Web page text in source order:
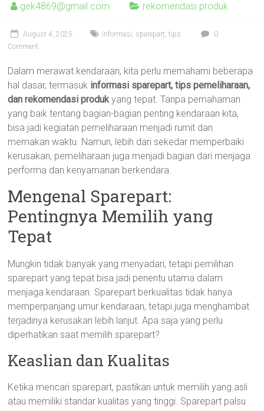
gek4869@gmail.com rekomendasi produk
August 4, 2025 informasi, sparepart,tips
0
Comment
Dalam merawat kendaraan, kita perlu memahami beberapa
hal dasar, termasuk informasi sparepart, tips pemeliharaan,
dan rekomendasi produkyang tepat. Tanpa pemahaman
yang baik tentang bagian-bagian penting kendaraan kita,
bisa jadi kegiatan pemeliharaan menjadi rumit dan
memakan waktu. Namun, lebih dari sekedar memperbaiki
kerusakan, pemeliharaan juga menjadi bagian dari menjaga
performa dan kenyamanan berkendara.
Mengenal Sparepart:
Pentingnya Memilih yang
Tepat
Mungkin tidak banyak yang menyadari, tetapi pemilihan
sparepart yang tepat bisa jadi penentu utama dalam
menjaga kendaraan. Sparepart berkualitas tidak hanya
memperpanjang umur kendaraan, tetapi juga menghambat
terjadinya kerusakan lebih lanjut. Apa saja yang perlu
diperhatikan saat memilih sparepart?
Keaslian dan Kualitas
Ketika mencari sparepart, pastikan untuk memilih yang asli
atau memiliki standar kualitas yang tinggi. Sparepart palsu